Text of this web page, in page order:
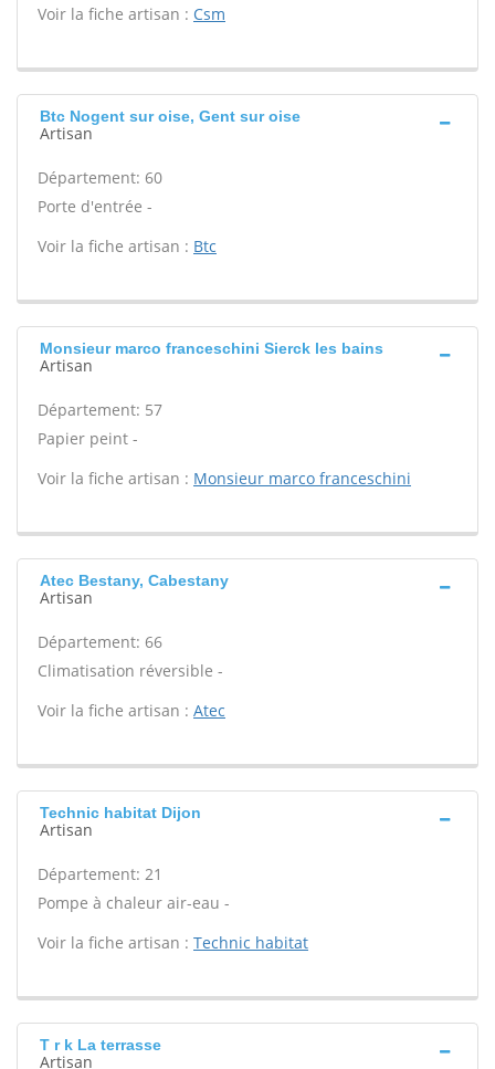
Voir la fiche artisan : Csm
Btc Nogent sur oise, Gent sur oise
Artisan
Département: 60
Porte d'entrée -
Voir la fiche artisan : Btc
Monsieur marco franceschini Sierck les bains
Artisan
Département: 57
Papier peint -
Voir la fiche artisan : Monsieur marco franceschini
Atec Bestany, Cabestany
Artisan
Département: 66
Climatisation réversible -
Voir la fiche artisan : Atec
Technic habitat Dijon
Artisan
Département: 21
Pompe à chaleur air-eau -
Voir la fiche artisan : Technic habitat
T r k La terrasse
Artisan